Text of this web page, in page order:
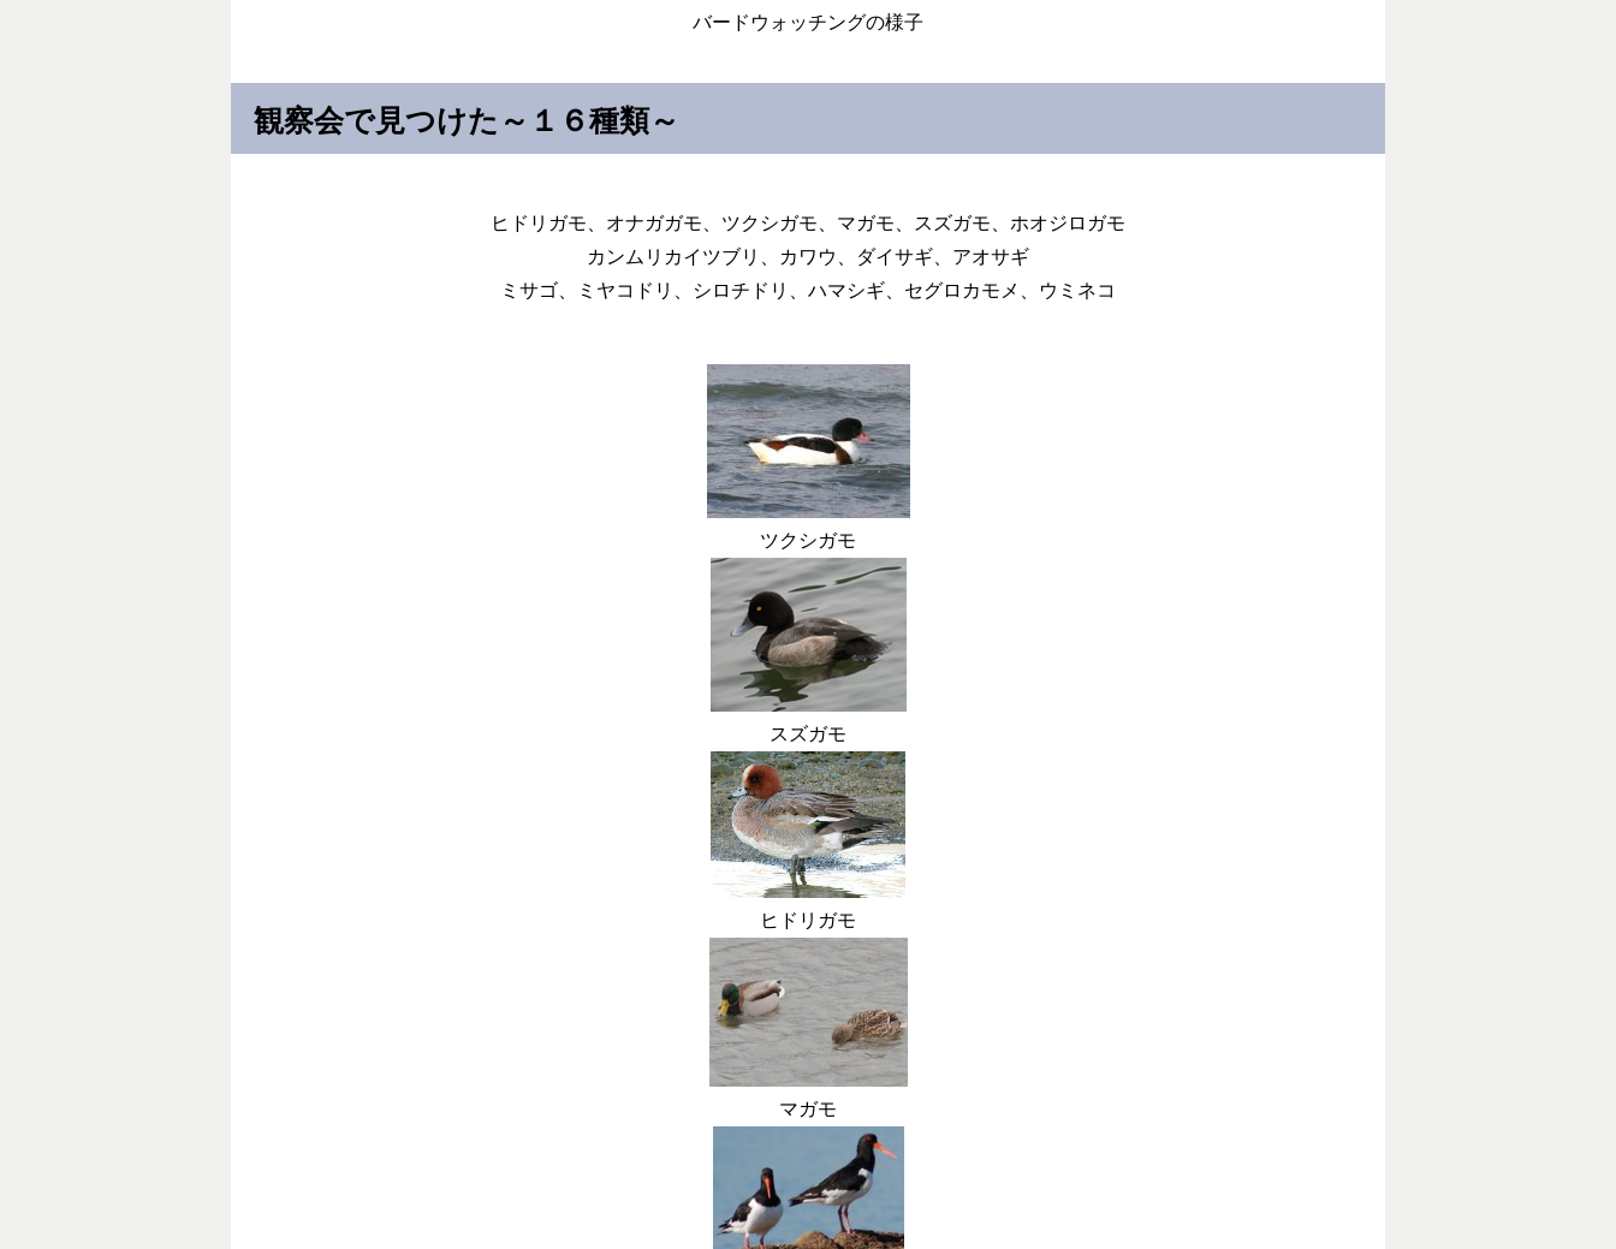
バードウォッチングの様子
観察会で見つけた～１６種類～
ヒドリガモ、オナガガモ、ツクシガモ、マガモ、スズガモ、ホオジロガモ
カンムリカイツブリ、カワウ、ダイサギ、アオサギ
ミサゴ、ミヤコドリ、シロチドリ、ハマシギ、セグロカモメ、ウミネコ
ツクシガモ
スズガモ
ヒドリガモ
マガモ